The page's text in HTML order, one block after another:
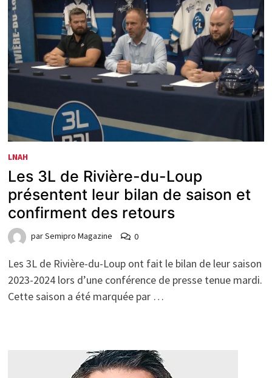
LNAH
Les 3L de Rivière-du-Loup
présentent leur bilan de saison et
confirment des retours
parSemipro Magazine 0
Les 3L de Rivière-du-Loup ont fait le bilan de leur saison
2023-2024 lors d’une conférence de presse tenue mardi.
Cette saison a été marquée par …